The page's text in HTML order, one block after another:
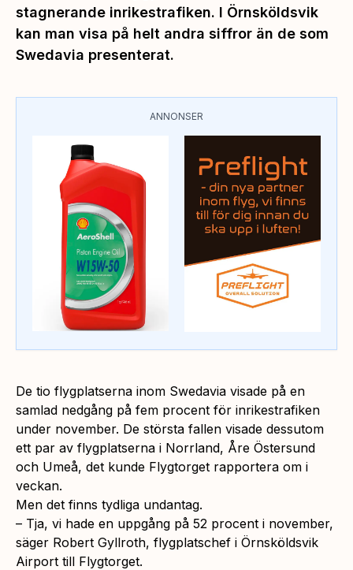
stagnerande inrikestrafiken. I Örnsköldsvik
kan man visa på helt andra siffror än de som
Swedavia presenterat.
ANNONSER
De tio flygplatserna inom Swedavia visade på en
samlad nedgång på fem procent för inrikestrafiken
under november. De största fallen visade dessutom
ett par av flygplatserna i Norrland, Åre Östersund
och Umeå, det kunde Flygtorget rapportera om i
veckan.
Men det finns tydliga undantag.
– Tja, vi hade en uppgång på 52 procent i november,
säger Robert Gyllroth, flygplatschef i Örnsköldsvik
Airport till Flygtorget.